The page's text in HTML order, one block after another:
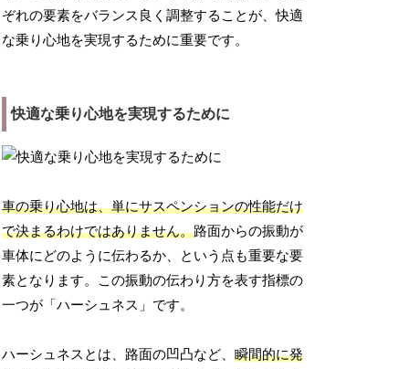
ぞれの要素をバランス良く調整することが、快適
な乗り心地を実現するために重要です。
快適な乗り心地を実現するために
車の乗り心地は、単にサスペンションの性能だけ
で決まるわけではありません。路面からの振動が
車体にどのように伝わるか、という点も重要な要
素となります。この振動の伝わり方を表す指標の
一つが「ハーシュネス」です。
ハーシュネスとは、路面の凹凸など、瞬間的に発